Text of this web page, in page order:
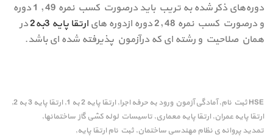
دوره‌های ذکر شده به تریب باید درصورت کسب نمره 49 , 1 دوره
و درصورت کسب نمره 48 ,2 دوره ازدوره های
ارتقا پایه 3به2
در
همان صلاحیت و رشته ای که درآزمون پذیرفته شده ای باشد.
HSE ثبت نام ,آمادگی آزمون ورود به حرفه اجرا, ارتقا پایه 2 به 1 , ارتقا پایه 3 به 2 ,
ارتقا پایه عمران, ارتقا پایه معماری, تاسیسات لوله کشی گاز ساختمانها,
تمدید پروانه ی نظام مهندسی ساختمان, ثبت نام ارتقا پایه,